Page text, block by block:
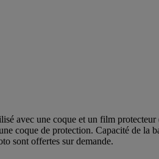
avec une coque et un film
coque de protection. Capacité de la
sont offertes sur demande.